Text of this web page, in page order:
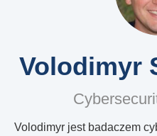
Volodimyr
Volodimyr jest badaczem